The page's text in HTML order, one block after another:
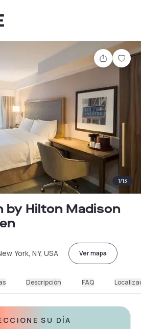
1/13
by Hilton Madison
York, NY, USA Ver mapa
Descripción FAQ
SU DÍA